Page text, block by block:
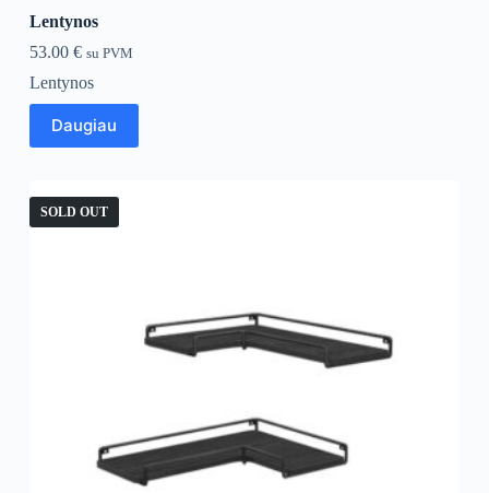
Lentynos
53.00 € su PVM
Lentynos
Daugiau
SOLD OUT